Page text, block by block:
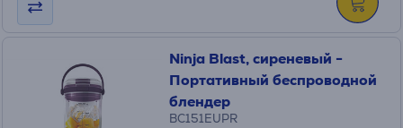
Ninja Blast, сиреневый -
Портативный беспроводной
блендер
BC151EUPR